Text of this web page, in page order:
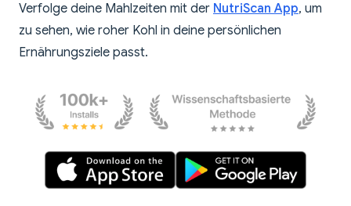
Verfolge deine Mahlzeiten mit der NutriScan App, um
zu sehen, wie roher Kohl in deine persönlichen
Ernährungsziele passt.